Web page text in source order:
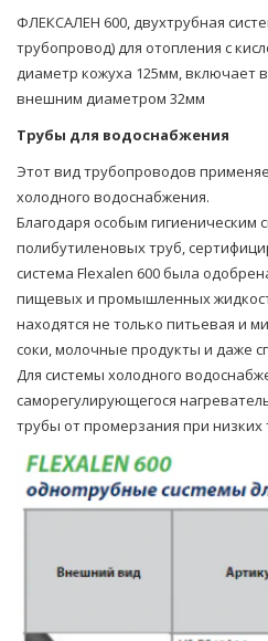
ФЛЕКСАЛЕН 600, двухтpубная
тpубопровод) для oтoпления с
диаметр кожуха 125мм, включает
внешним диаметром 32мм
Трубы для водоснабжения
Этот вид трубопроводов
холодного водоснабжения.
Благодаря особым гигиеническим
полибутиленовых труб,
система Flexalen 600 была
пищевых и промышленных
находятся не только питьевая и
соки, молочные продукты и даже
Для системы холодного
саморегулирующегося
трубы от промерзания при низких